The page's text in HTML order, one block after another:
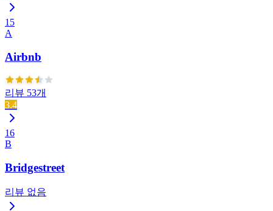
15
A
Airbnb
리뷰 53개
3.4
16
B
Bridgestreet
리뷰 없음